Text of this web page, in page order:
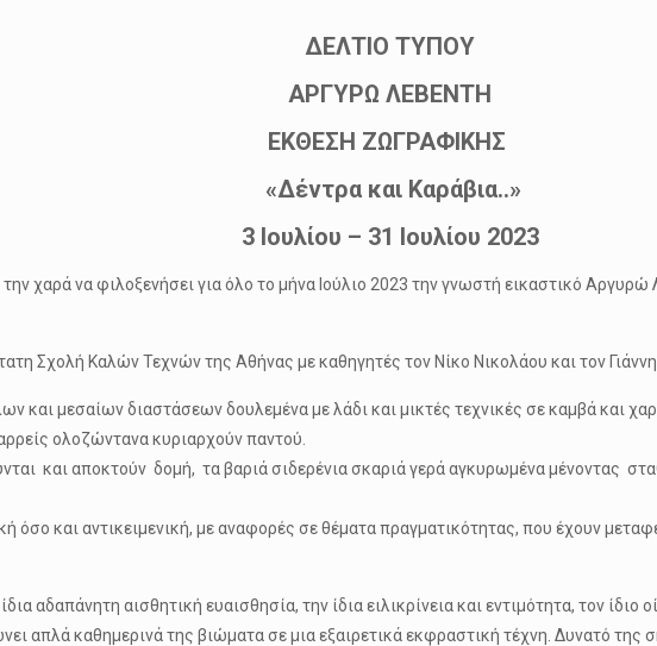
ΔΕΛΤΙΟ ΤΥΠΟΥ
ΑΡΓΥΡΩ ΛΕΒΕΝΤΗ
ΕΚΘΕΣΗ ΖΩΓΡΑΦΙΚΗΣ
«Δέντρα και Καράβια..»
3 Ιουλίου – 31 Ιουλίου 2023
χαρά να φιλοξενήσει για όλο το μήνα Ιούλιο 2023 την γνωστή εικαστικό
Σχολή Καλών Τεχνών της Αθήνας με καθηγητές τον Νίκο Νικολάου και τον
και μεσαίων διαστάσεων δουλεμένα με λάδι και μικτές τεχνικές σε καμβά και
ολοζώντανα κυριαρχούν παντού.
και αποκτούν δομή, τα βαριά σιδερένια σκαριά γερά αγκυρωμένα μένοντας
όσο και αντικειμενική, με αναφορές σε θέματα πραγματικότητας, που έχουν
αδαπάνητη αισθητική ευαισθησία, την ίδια ειλικρίνεια και εντιμότητα, τον
απλά καθημερινά της βιώματα σε μια εξαιρετικά εκφραστική τέχνη. Δυνατό